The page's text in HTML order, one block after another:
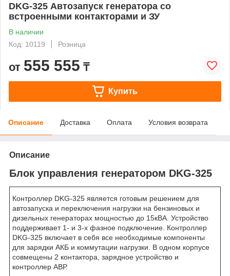
DKG-325 Автозапуск генератора со
встроенными контакторами и ЗУ
В наличии
Код: 10119
Розница
от 555 555 ₸
Купить
Описание Доставка Оплата Условия возврата
Описание
Блок управления генератором DKG-325
Контроллер DKG-325 является готовым решением для
автозапуска и переключения нагрузки на бензиновых и
дизельных генераторах мощностью до 15кВА. Устройство
поддерживает 1- и 3-х фазное подключение. Контроллер
DKG-325 включает в себя все необходимые компоненты
для зарядки АКБ и коммутации нагрузки. В одном корпусе
совмещены 2 контактора, зарядное устройство и
контроллер АВР.